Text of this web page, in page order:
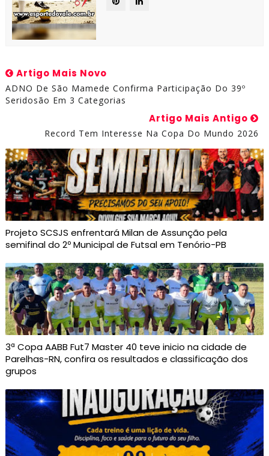
Artigo Mais Novo
ADNO De São Mamede Confirma Participação Do 39º
Seridosão Em 3 Categorias
Artigo Mais Antigo
Record Tem Interesse Na Copa Do Mundo 2026
Projeto SCSJS enfrentará Milan de Assunção pela
semifinal do 2º Municipal de Futsal em Tenório-PB
3ª Copa AABB Fut7 Master 40 teve inicio na cidade de
Parelhas-RN, confira os resultados e classificação dos
grupos